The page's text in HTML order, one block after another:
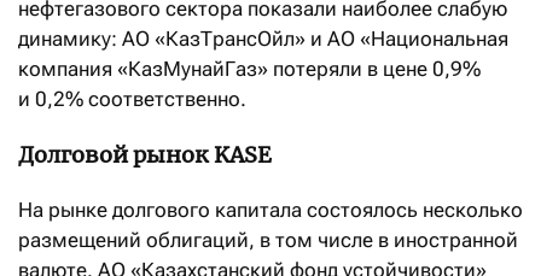
нефтегазового сектора показали наиболее слабую
динамику: АО «КазТрансОйл» и АО «Национальная
компания «КазМунайГаз» потеряли в цене 0,9%
и 0,2% соответственно.
Долговой рынок KASE
На рынке долгового капитала состоялось несколько
размещений облигаций, в том числе в иностранной
валюте. АО «Казахстанский фонд устойчивости»